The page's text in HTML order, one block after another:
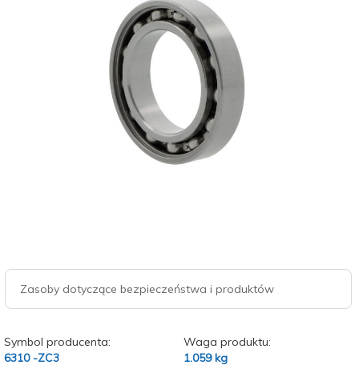
Zasoby dotyczące bezpieczeństwa i produktów
Symbol producenta:
6310 -ZC3
Waga produktu:
1.059 kg